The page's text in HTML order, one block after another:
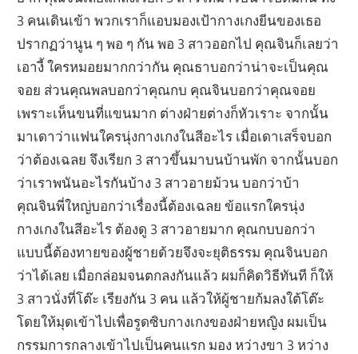
3 คนเดินเข้า พวกเราก็แอบมองเป้ากางเกงยีนของเธอ
ปรากฏว่านูน ๆ พอ ๆ กัน พอ 3 สาวออกไป คุณจินก็เลยว่า
เอางี้ ใครหมอยมากกว่ากัน คุณธาบอกว่าน่าจะเป็นคุณ
จอย ส่วนคุณพลบอกว่าคุณกบ คุณจินบอกว่าคุณจอย
เพราะเห็นขนที่แขนมาก ต่างฝ่ายต่างก็หัวเราะ จากนั้น
มาเดาว่าแฟนใครนุ่งกางเกงในสีอะไร เมื่อเดาเสร็จบอก
ว่าต้องเฉลย จึงเรียก 3 สาวขึ้นมาบนบ้านพัก จากนั้นบอก
ว่าเราพนันอะไรกันบ้าง 3 สาวอายม้วน บอกว่าบ้า
คุณจินพี่ใหญ่บอกว่าเรื่องนี้ต้องเฉลย ข้อแรกใครนุ่ง
กางเกงในสีอะไร ต้องดู 3 สาวอายมาก คุณกบบอกว่า
แบบนี้ต้องทายของผู้ชายด้วยจึงจะยุติธรรม คุณจินบอก
ว่าได้เลย เมื่อกล่อมจนตกลงกันแล้ว ผมก็คิดวิธีทันที ก็ให้
3 สาวนั่งที่โต๊ะ เรียงกัน 3 คน แล้วให้ผู้ชายก้มลงใต้โต๊ะ
โดยให้มุดเข้าไปเพื่อรูดซิบกางเกงของฝ่ายหญิง ผมเป็น
กรรมการกลางเข้าไปเป็นคนแรก มอง หว่างขา 3 หว่าง